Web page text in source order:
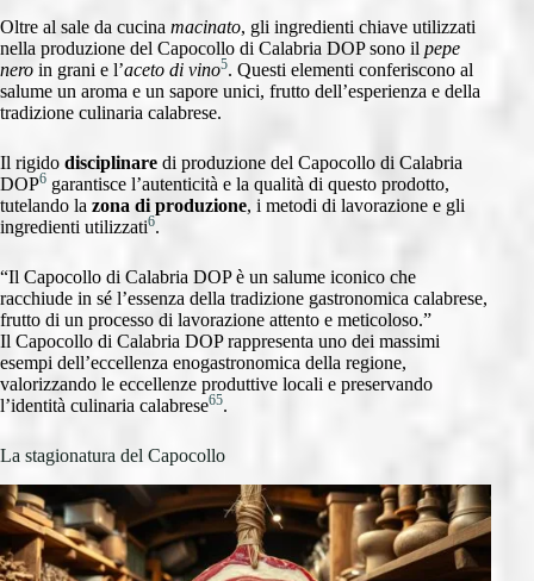
Oltre al sale da cucina macinato, gli ingredienti chiave utilizzati
nella produzione del Capocollo di Calabria DOP sono il pepe
nero in grani e l’aceto di vino5. Questi elementi conferiscono al
salume un aroma e un sapore unici, frutto dell’esperienza e della
tradizione culinaria calabrese.
Il rigido disciplinare di produzione del Capocollo di Calabria
DOP6 garantisce l’autenticità e la qualità di questo prodotto,
tutelando la zona di produzione, i metodi di lavorazione e gli
ingredienti utilizzati6.
“Il Capocollo di Calabria DOP è un salume iconico che
racchiude in sé l’essenza della tradizione gastronomica calabrese,
frutto di un processo di lavorazione attento e meticoloso.”
Il Capocollo di Calabria DOP rappresenta uno dei massimi
esempi dell’eccellenza enogastronomica della regione,
valorizzando le eccellenze produttive locali e preservando
l’identità culinaria calabrese65.
La stagionatura del Capocollo